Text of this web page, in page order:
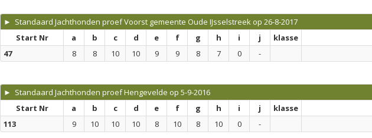
► Standaard Jachthonden proef Voorst gemeente Oude IJsselstreek op 26-8-2017
Start Nr
a b c d e f g h i j klasse
47
8 8 10 10 9 9 8 7 0 -
► Standaard Jachthonden proef Hengevelde op 5-9-2016
Start Nr
a b c d e f g h i j klasse
113
9 10 10 10 8 10 8 10 0 -